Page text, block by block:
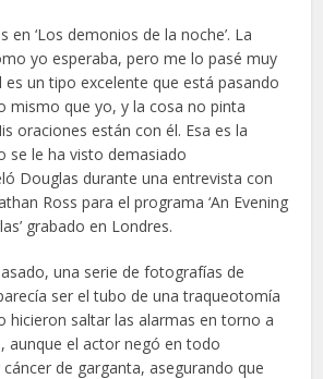
en ‘Los demonios de la noche’. La
yo esperaba, pero me lo pasé muy
es un tipo excelente que está pasando
mismo que yo, y la cosa no pinta
oraciones están con él. Esa es la
se le ha visto demasiado
Douglas durante una entrevista con
Ross para el programa ‘An Evening
grabado en Londres.
una serie de fotografías de
ser el tubo de una traqueotomía
hicieron saltar las alarmas en torno a
aunque el actor negó en todo
de garganta, asegurando que